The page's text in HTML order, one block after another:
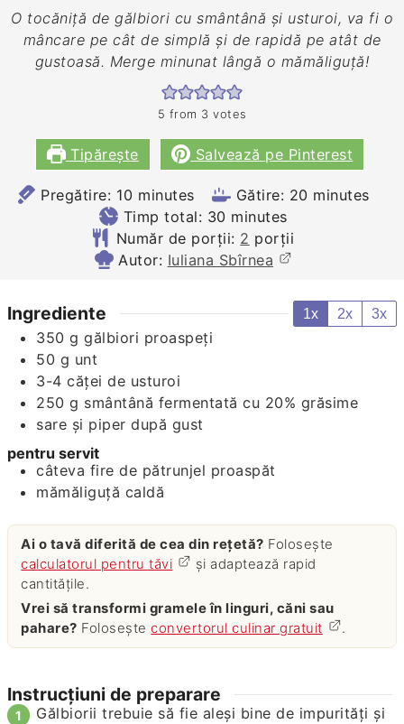
O tocăniță de gălbiori cu smântână și usturoi, va fi o
mâncare pe cât de simplă și de rapidă pe atât de
gustoasă. Merge minunat lângă o mămăliguță!
5 from 3 votes
Tipărește Salvează pe Pinterest
Pregătire: 10minutes
minutes Gătire: 20minutes
minutes
Timp total: 30minutes
minutes
Număr de porții: 2 porții
Autor: Iuliana Sbîrnea
Ingrediente 1x 2x 3x
350 g gălbiori proaspeți
50 g unt
3-4 căței de usturoi
250 g smântână fermentată cu 20% grăsime
sare și piper după gust
pentru servit
câteva fire de pătrunjel proaspăt
mămăliguță caldă
Ai o tavă diferită de cea din rețetă? Folosește
calculatorul pentru tăvi
și adaptează rapid
cantitățile.
Vrei să transformi gramele în linguri, căni sau
pahare? Foloseșteconvertorul culinar gratuit .
Instrucțiuni de preparare
Gălbiorii trebuie să fie aleși bine de impurități și